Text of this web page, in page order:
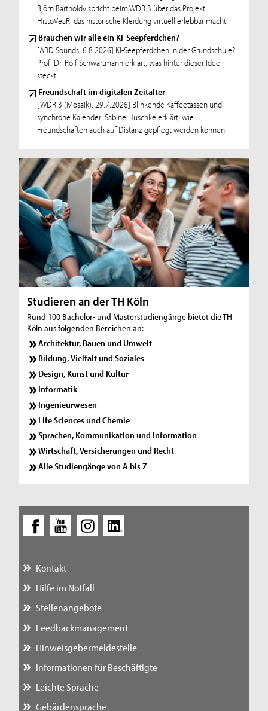
Björn Bartholdy spricht beim WDR 3 über das Projekt
HistoVeaR, das historische Kleidung virtuell erlebbar macht.
Brauchen wir alle ein KI-Seepferdchen?
[ARD Sounds, 6.8.2026] KI-Seepferdchen in der Grundschule?
Prof. Dr. Rolf Schwartmann erklärt, was hinter dieser Idee
steckt.
Freundschaft im digitalen Zeitalter
[WDR 3 (Mosaik), 29.7.2026] Blinkende Kaffeetassen und
synchrone Kalender: Sabine Huschke erklärt, wie
Freundschaften auch auf Distanz gepflegt werden können.
Studieren an der TH Köln
Rund 100 Bachelor- und Masterstudiengänge bietet die TH
Köln aus folgenden Bereichen an:
Architektur, Bauen und Umwelt
Bildung, Vielfalt und Soziales
Design, Kunst und Kultur
Informatik
Ingenieurwesen
Life Sciences und Chemie
Sprachen, Kommunikation und Information
Wirtschaft, Versicherungen und Recht
Alle Studiengänge von A bis Z
Kontakt
Hilfe im Notfall
Stellenangebote
Feedbackmanagement
Hinweisgebermeldestelle
Informationen für Beschäftigte
Leichte Sprache
Gebärdensprache